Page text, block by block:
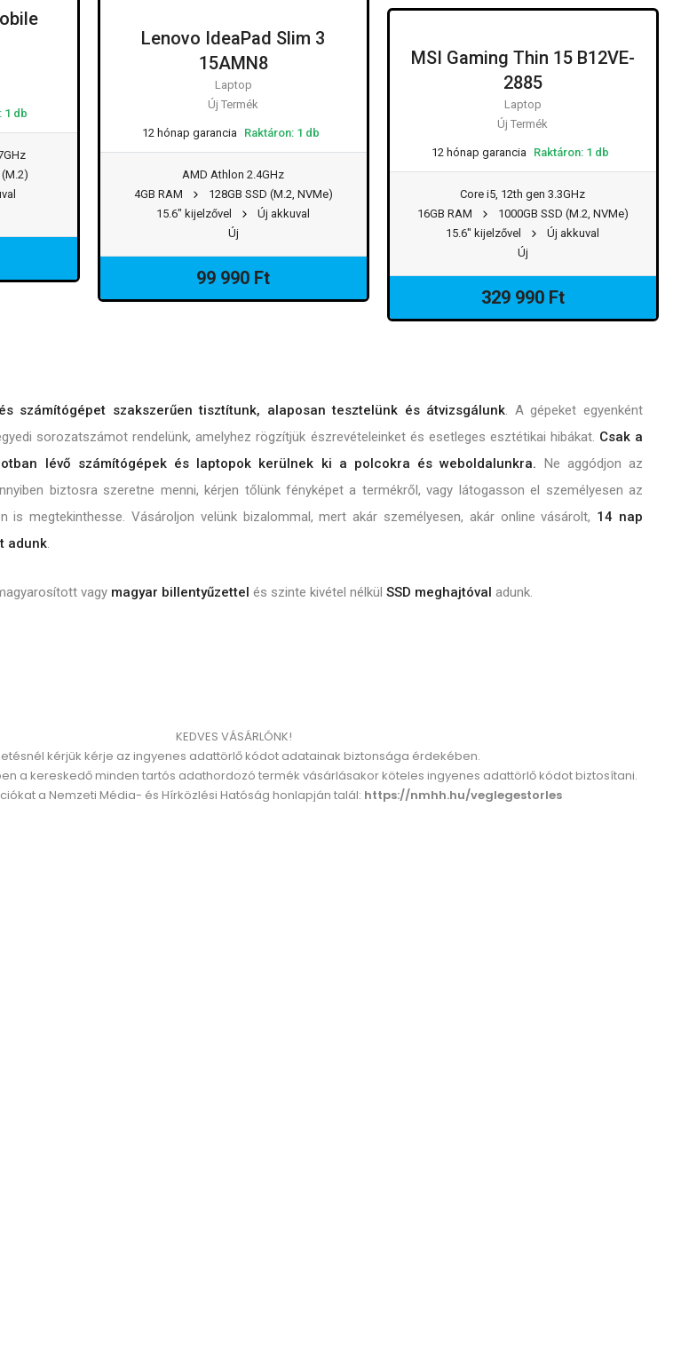
1 db
Lenovo IdeaPad Slim 3
15AMN8
Laptop
Új Termék
12 hónap garancia Raktáron: 1 db
AMD Athlon 2.4GHz
4GB RAM
128GB SSD (M.2, NVMe)
15.6" kijelzővel
Új akkuval
Új
99 990 Ft
MSI Gaming Thin 15 B12VE-
2885
Laptop
Új Termék
12 hónap garancia Raktáron: 1 db
Core i5, 12th gen 3.3GHz
16GB RAM
1000GB SSD (M.2, NVMe)
15.6" kijelzővel
Új akkuval
Új
329 990 Ft
számítógépet szakszerűen tisztítunk, alaposan tesztelünk és átvizsgálunk. A gépeket egyenként
sorozatszámot rendelünk, amelyhez rögzítjük észrevételeinket és esetleges esztétikai hibákat. Csak a
lévő számítógépek és laptopok kerülnek ki a polcokra és weboldalunkra. Ne aggódjon az
biztosra szeretne menni, kérjen tőlünk fényképet a termékről, vagy látogasson el személyesen az
is megtekinthesse. Vásároljon velünk bizalommal, mert akár személyesen, akár online vásárolt, 14 nap
adunk.
vagy magyar billentyűzettel és szinte kivétel nélkül SSD meghajtóval adunk.
KEDVES VÁSÁRLÓNK!
kérjük kérje az ingyenes adattörlő kódot adatainak biztonsága érdekében.
a kereskedő minden tartós adathordozó termék vásárlásakor köteles ingyenes adattörlő kódot biztosítani.
a Nemzeti Média- és Hírközlési Hatóság honlapján talál: https://nmhh.hu/veglegestorles